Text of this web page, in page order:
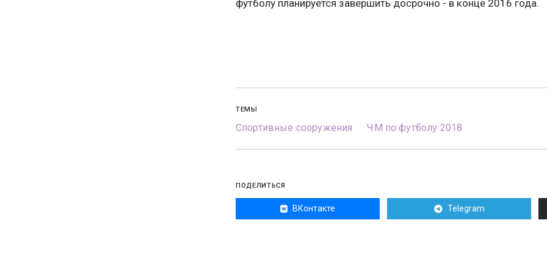
футболу планируется завершить досрочно - в конце 2016 года.
ТЕМЫ
Спортивные сооружения ЧМ по футболу 2018
ПОДЕЛИТЬСЯ
ВКонтакте Telegram